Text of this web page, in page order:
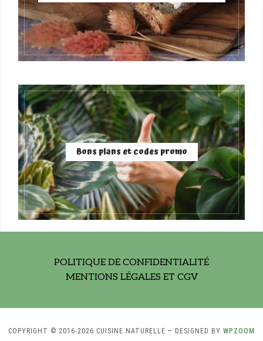
Bons plans et codes promo
POLITIQUE DE CONFIDENTIALITÉ
MENTIONS LÉGALES ET CGV
COPYRIGHT © 2016-2026 CUISINE NATURELLE — DESIGNED BY WPZOOM